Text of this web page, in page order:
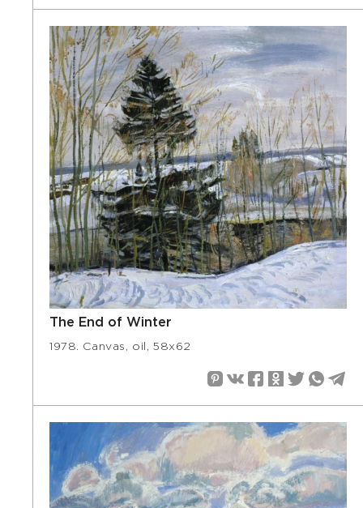
The End of Winter
1978. Canvas, oil, 58х62